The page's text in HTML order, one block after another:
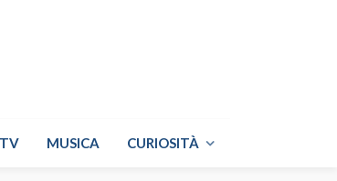
MUSICA CURIOSITÀ